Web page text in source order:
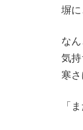
塀に
な
気
寒
「